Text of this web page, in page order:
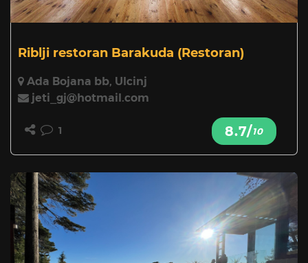
Riblji restoran Barakuda (Restoran)
Ada Bojana bb, Ulcinj
jeti_gj@hotmail.com
1 8.7/10